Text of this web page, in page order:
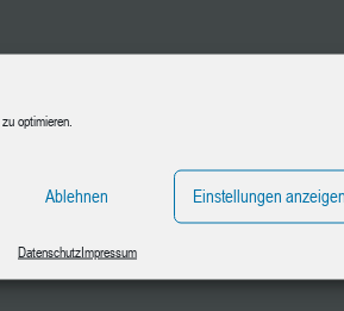
optimieren.
Ablehnen Einstellungen
DatenschutzImpressum